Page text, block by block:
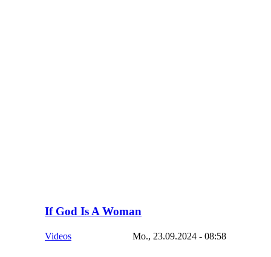
If God Is A Woman
Videos Mo., 23.09.2024 - 08:58